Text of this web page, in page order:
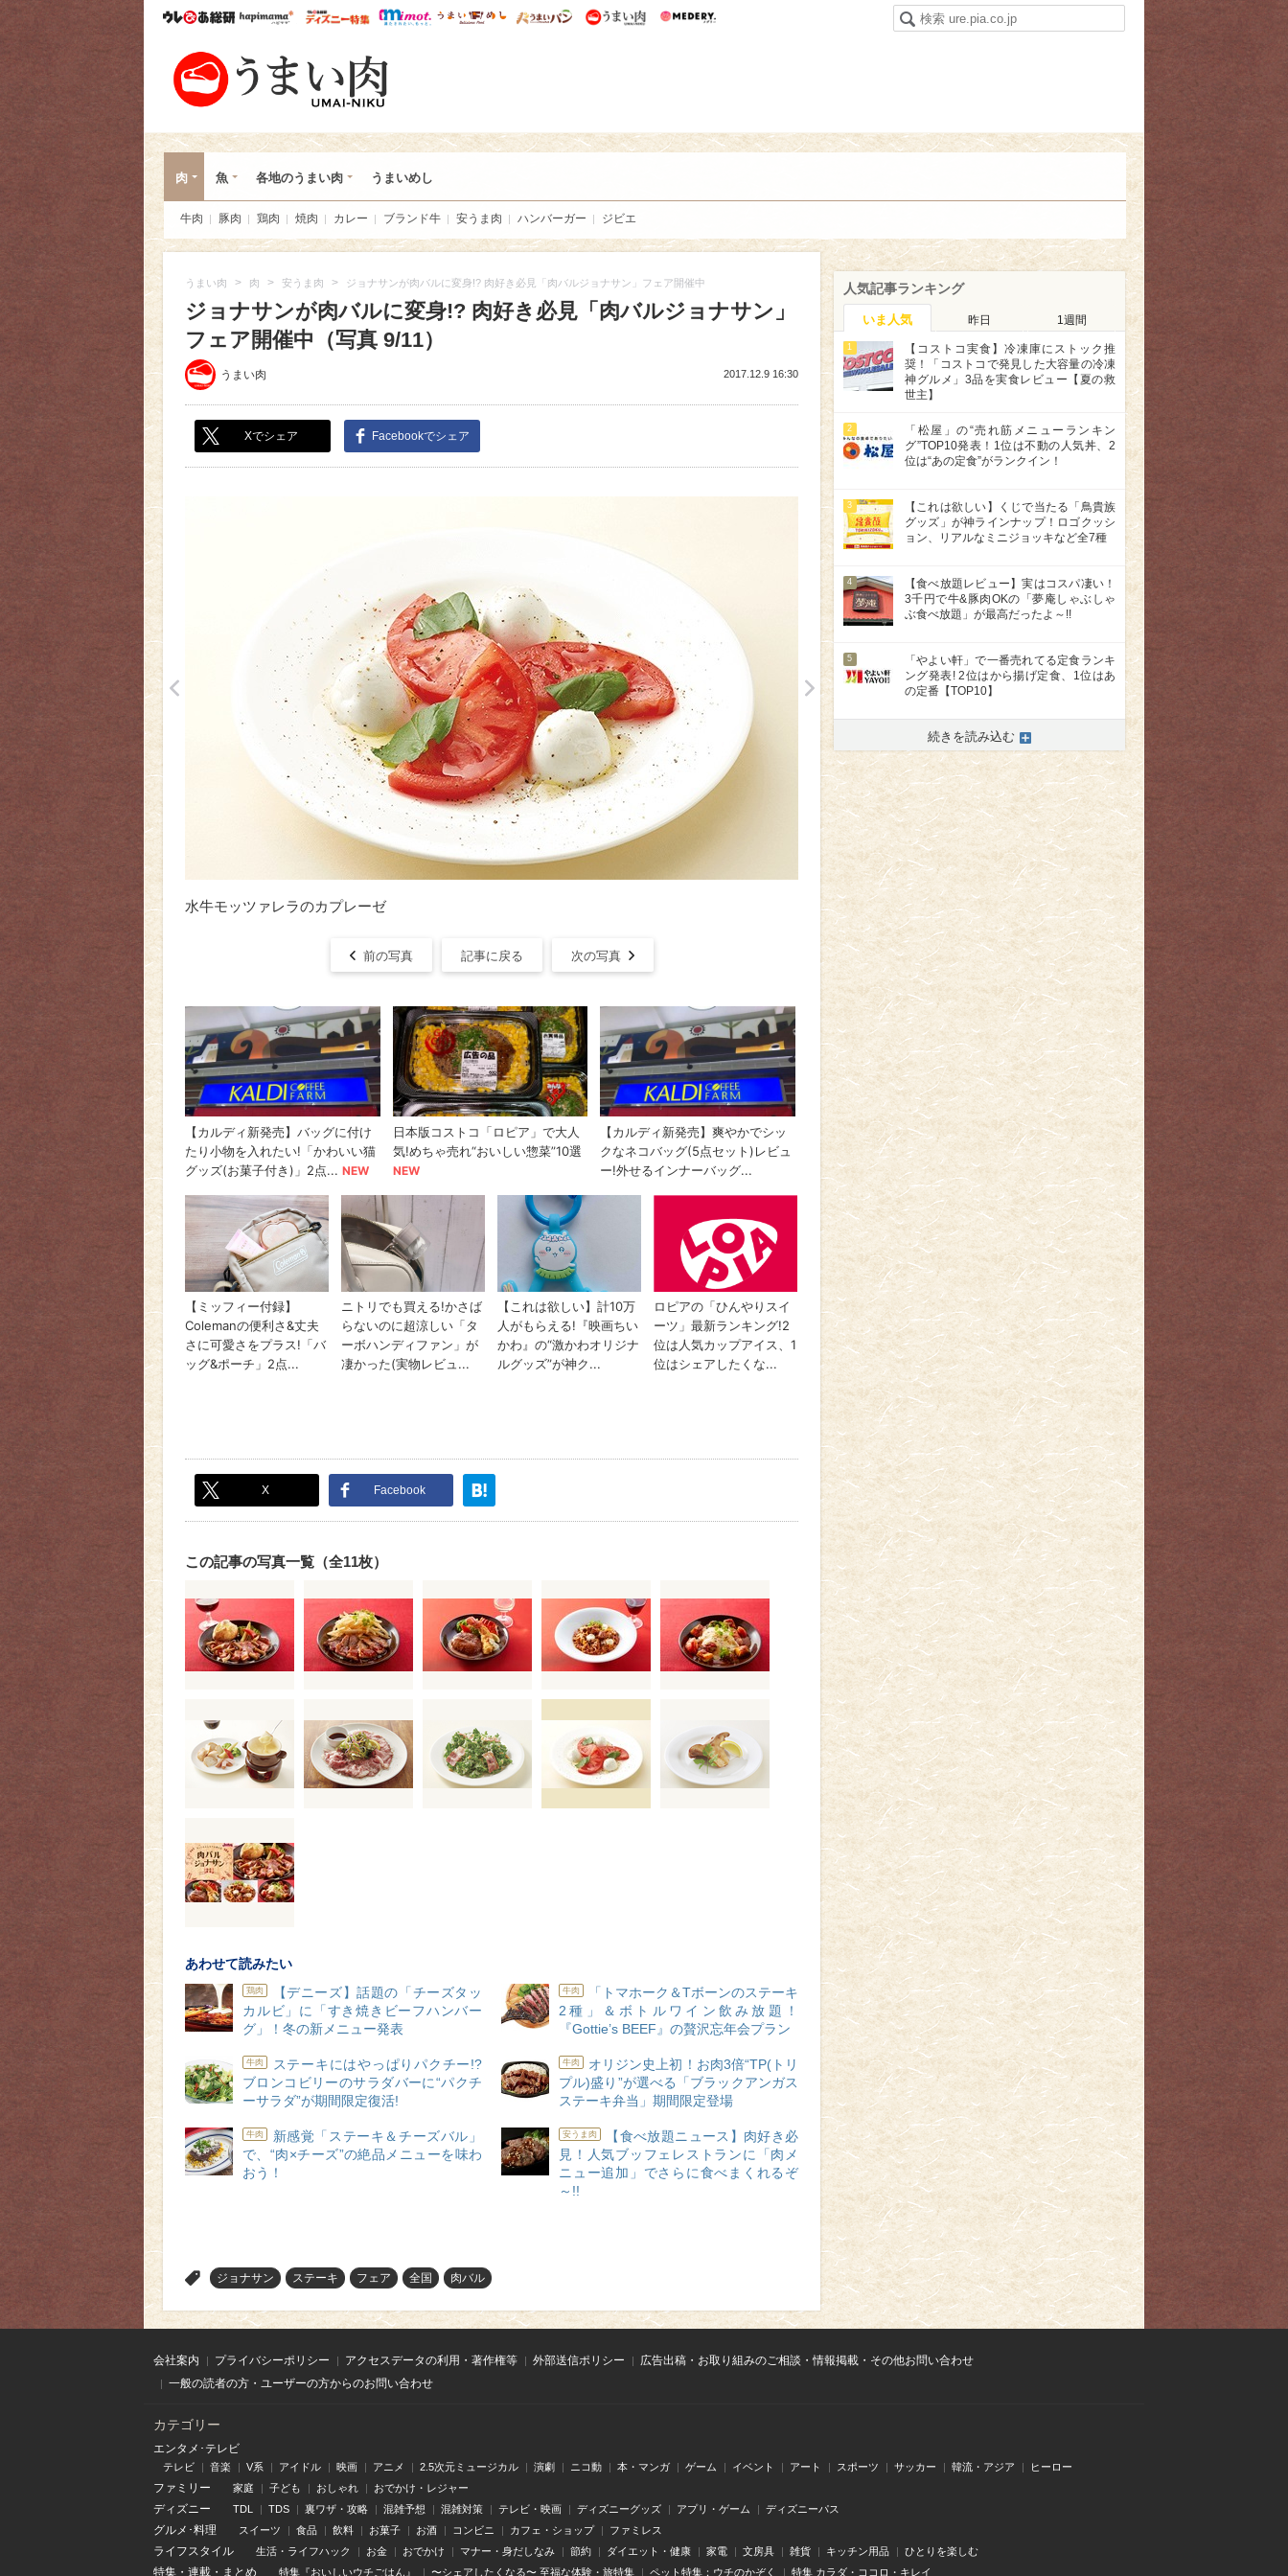
ウレぴあ総研ハピママ* ウレぴあ総研 ディズニー特集
mimot. うまいめし うまいパン うまい肉
肉 魚 各地のうまい肉 うまいめし
牛肉 豚肉 鶏肉 焼肉 カレー ブランド牛 安うま肉 ハンバーガー ジビエ
うまい肉 > 肉 > 安うま肉 > ジョナサンが肉バルに変身!? 肉好き必見「肉バルジョナサン」フェア開催中
ジョナサンが肉バルに変身!? 肉好き必見「肉バルジョナサン」
フェア開催中（写真 9/11）
うまい肉 2017.12.9 16:30
Xでシェア Facebookでシェア
>
水牛モッツァレラのカプレーゼ
前の写真 記事に戻る 次の写真
X Facebook
この記事の写真一覧（全11枚）
あわせて読みたい
鶏肉
【デニーズ】話題の「チーズタッ
カルビ」に「すき焼きビーフハンバー
グ」！冬の新メニュー発表
牛肉
「トマホーク＆Tボーンのステーキ
2種」＆ボトルワイン飲み放題！
『Gottie’s BEEF』の贅沢忘年会プラン
牛肉
ステーキにはやっぱりパクチー!?
ブロンコビリーのサラダバーに“パクチ
ーサラダ”が期間限定復活!
牛肉
オリジン史上初！お肉3倍“TP(トリ
プル)盛り”が選べる「ブラックアンガス
ステーキ弁当」期間限定登場
牛肉
新感覚「ステーキ＆チーズバル」
で、“肉×チーズ”の絶品メニューを味わ
おう！
安うま肉
【食べ放題ニュース】肉好き必
見！人気ブッフェレストランに「肉メ
ニュー追加」でさらに食べまくれるぞ
～!!
ジョナサン ステーキ フェア 全国 肉バル
人気記事ランキング
いま人気 昨日 1週間
1
【コストコ実食】冷凍庫にストック推
奨！「コストコで発見した大容量の冷凍
神グルメ」3品を実食レビュー【夏の救
世主】
2
「松屋」の“売れ筋メニューランキン
グ”TOP10発表！1位は不動の人気丼、2
位は“あの定食”がランクイン！
3
【これは欲しい】くじで当たる「鳥貴族
グッズ」が神ラインナップ！ロゴクッシ
ョン、リアルなミニジョッキなど全7種
4
【食べ放題レビュー】実はコスパ凄い！
3千円で牛&豚肉OKの「夢庵しゃぶしゃ
ぶ食べ放題」が最高だったよ～!!
5
「やよい軒」で一番売れてる定食ランキ
ング発表! 2位はから揚げ定食、1位はあ
の定番【TOP10】
続きを読み込む
会社案内 プライバシーポリシー アクセスデータの利用・著作権等 外部送信ポリシー
広告出稿・お取り組みのご相談・情報掲載・その他お問い合わせ
一般の読者の方・ユーザーの方からのお問い合わせ
カテゴリー
エンタメ･テレビ
テレビ 音楽 V系 アイドル 映画 アニメ 2.5次元ミュージカル 演劇 ニコ動 本・マンガ ゲーム イベント アート スポーツ サッカー 韓流・アジア ヒーロー
ファミリー 家庭 子ども おしゃれ おでかけ・レジャー
ディズニー TDL TDS 裏ワザ・攻略 混雑予想 混雑対策 テレビ・映画 ディズニーグッズ アプリ・ゲーム ディズニーパス
グルメ･料理 スイーツ 食品 飲料 お菓子 お酒 コンビニ カフェ・ショップ ファミレス
ライフスタイル 生活・ライフハック お金 おでかけ マナー・身だしなみ 節約 ダイエット・健康 家電 文房具 雑貨 キッチン用品 ひとりを楽しむ
特集 ・ 連載 ・ まとめ 特集『おいしいウチごはん』 〜シェアしたくなる〜 至福な体験・旅特集 ペット特集：ウチのかぞく 特集 カラダ・ココロ・キレイ